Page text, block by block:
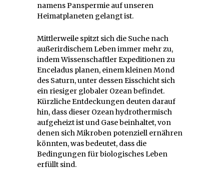
namens Panspermie auf unseren
Heimatplaneten gelangt ist.
Mittlerweile spitzt sich die Suche nach
außerirdischem Leben immer mehr zu,
indem Wissenschaftler Expeditionen zu
Enceladus planen, einem kleinen Mond
des Saturn, unter dessen Eisschicht sich
ein riesiger globaler Ozean befindet.
Kürzliche Entdeckungen deuten darauf
hin, dass dieser Ozean hydrothermisch
aufgeheizt ist und Gase beinhaltet, von
denen sich Mikroben potenziell ernähren
könnten, was bedeutet, dass die
Bedingungen für biologisches Leben
erfüllt sind.